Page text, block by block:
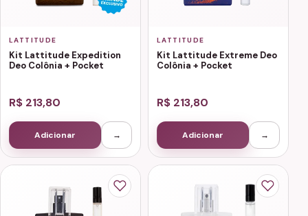
LATTITUDE
Kit Lattitude Expedition
Deo Colônia + Pocket
R$ 213,80
Adicionar →
LATTITUDE
Kit Lattitude Extreme Deo
Colônia + Pocket
R$ 213,80
Adicionar →